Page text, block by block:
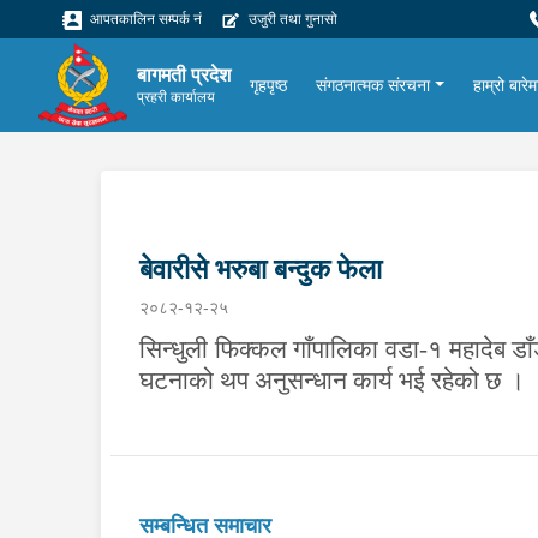
आपतकालिन सम्पर्क नं उजुरी तथा गुनासो
बागमती प्रदेश
प्रहरी कार्यालय
गृहपृष्ठ संगठनात्मक संरचना हाम्रो
बेवारीसे भरुबा बन्दुक फेला
२०८२-१२-२५
सिन्धुली फिक्कल गाँपालिका वडा-१ महादेब
घटनाको थप अनुसन्धान कार्य भई रहेको छ ।
सम्बन्धित समाचार